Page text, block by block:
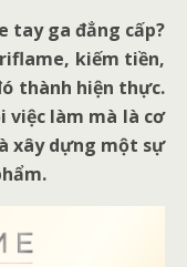
tay ga đẳng cấp?
kiếm tiền,
thành hiện thực.
việc làm mà là cơ
xây dựng một sự